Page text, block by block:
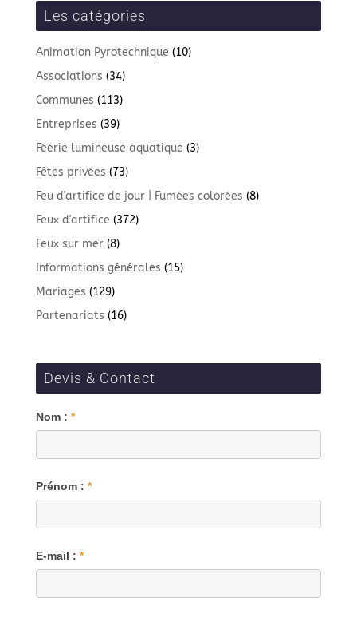
Les catégories
Animation Pyrotechnique (10)
Associations (34)
Communes (113)
Entreprises (39)
Féérie lumineuse aquatique (3)
Fêtes privées (73)
Feu d'artifice de jour | Fumées colorées (8)
Feux d'artifice (372)
Feux sur mer(8)
Informations générales (15)
Mariages (129)
Partenariats (16)
Devis & Contact
Blog
Nom : *
Prénom : *
E-mail : *